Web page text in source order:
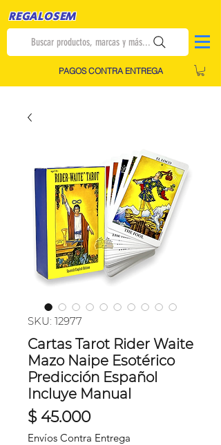
REGALOSEM
Buscar productos, marcas y más...
PAGOS CONTRA ENTREGA
SKU: 12977
Cartas Tarot Rider Waite
Mazo Naipe Esotérico
Predicción Español
Incluye Manual
$ 45.000Precio
Envíos Contra Entrega